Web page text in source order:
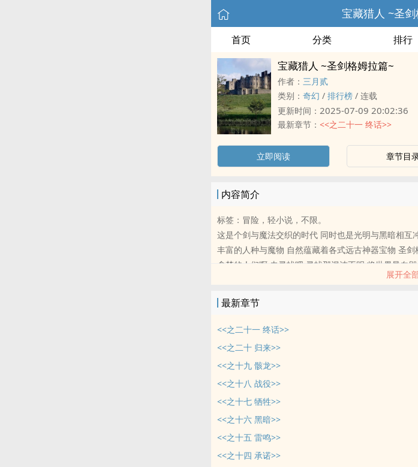
宝藏猎人 ~圣
首页 分类 排行
宝藏猎人 ~圣剑格姆拉篇~
作者： 三月贰
类别： 奇幻 / 排行榜 / 连载
更新时间： 2025-07-09 20:02:36
最新章节： <<之二十一 终话>>
立即阅读 章节目
内容简介
标签：冒险，轻小说，不限。
这是个剑与魔法交织的时代 同时也是光明与黑暗相
丰富的人种与魔物 自然蕴藏着各式远古神器宝物 圣
贪婪的人们啊 去寻找吧 寻找那混沌不明 将世界导向
展开全
最新章节
<<之二十一 终话>>
<<之二十 归来>>
<<之十九 骸龙>>
<<之十八 战役>>
<<之十七 牺牲>>
<<之十六 黑暗>>
<<之十五 雷鸣>>
<<之十四 承诺>>